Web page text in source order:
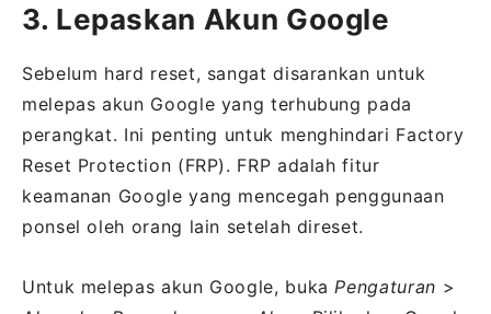
3. Lepaskan Akun Google
Sebelum hard reset, sangat disarankan untuk
melepas akun Google yang terhubung pada
perangkat. Ini penting untuk menghindari Factory
Reset Protection (FRP). FRP adalah fitur
keamanan Google yang mencegah penggunaan
ponsel oleh orang lain setelah direset.
Untuk melepas akun Google, buka Pengaturan >